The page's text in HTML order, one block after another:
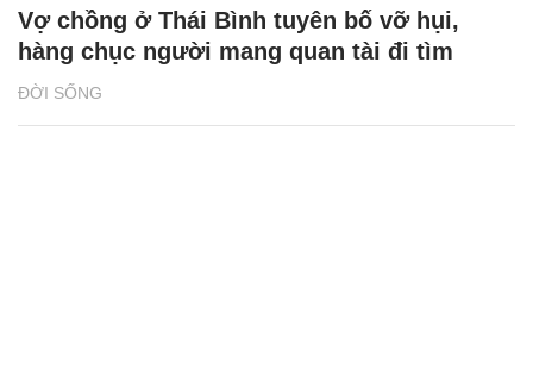
ĐỜI SỐNG
Vợ chồng ở Thái Bình tuyên bố vỡ hụi,
hàng chục người mang quan tài đi tìm